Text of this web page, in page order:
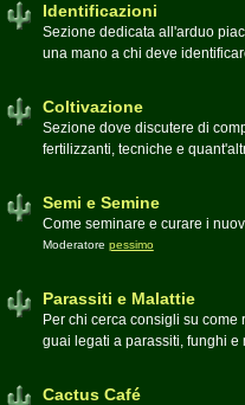
Identificazioni
Sezione dedicata all'arduo
una mano a chi deve
Coltivazione
Sezione dove discutere di
fertilizzanti, tecniche e
Semi e Semine
Come seminare e curare i
Moderatore pessimo
Parassiti e Malattie
Per chi cerca consigli su come
guai legati a parassiti, funghi e
Cactus Café